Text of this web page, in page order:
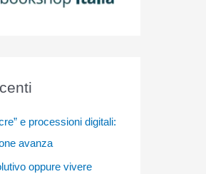
e processioni digitali:
avanza
oppure vivere